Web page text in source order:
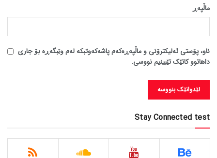
ماڵپه‌ڕ
ناو، پۆستی ئەلیکترۆنی و ماڵپەڕەکەم پاشەکەوتبکە لەم وێبگەڕە بۆ جاری
داهاتوو کاتێک تێبینیم نووسی.
Stay Connected test